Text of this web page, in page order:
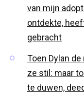
van mijn
ontdekte,
gebracht
Toen Dylan
ze stil: maar
te duwen,